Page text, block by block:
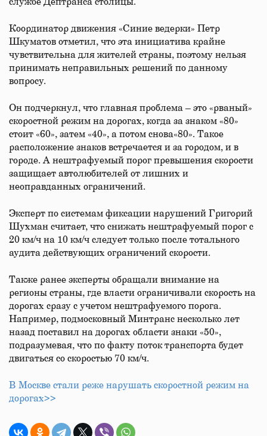
Координатор движения «Синие ведерки» Петр
Шкуматов отметил, что эта инициатива крайне
чувствительна для жителей страны, поэтому нельзя
принимать неправильных решений по данному
вопросу.
Он подчеркнул, что главная проблема – это «рваный»
скоростной режим на дорогах, когда за знаком «80»
стоит «60», затем «40», а потом снова«80». Такое
расположение знаков встречается и за городом, и в
городе. А нештрафуемый порог превышения скорости
защищает автолюбителей от лишних и
неоправданных ограничений.
Эксперт по системам фиксации нарушений Григорий
Шухман считает, что снижать нештрафуемый порог с
20 км/ч на 10 км/ч следует только после тотального
аудита действующих ограничений скорости.
Также ранее эксперты обращали внимание на
регионы страны, где власти ограничивали скорость на
дорогах сразу с учетом нештрафуемого порога.
Например, подмосковный Минтранс несколько лет
назад поставил на дорогах области знаки «50»,
подразумевая, что по факту поток транспорта будет
двигаться со скоростью 70 км/ч.
В Москве стали реже нарушать скоростной режим на
дорогах>>